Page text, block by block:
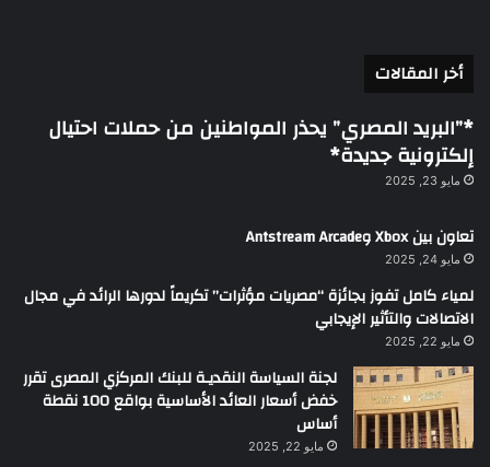
أخر المقالات
*”البريد المصري” يحذر المواطنين من حملات احتيال
إلكترونية جديدة*
مايو 23, 2025
تعاون بين Xbox وAntstream Arcade
مايو 24, 2025
لمياء كامل تفوز بجائزة “مصريات مؤثرات” تكريماً لدورها الرائد في مجال
الاتصالات والتأثير الإيجابي
مايو 22, 2025
لجنة السياسة النقديـة للبنك المركزي المصرى تقرر
خفض أسعار العائد الأساسية بواقع 100 نقطة
أساس
مايو 22, 2025